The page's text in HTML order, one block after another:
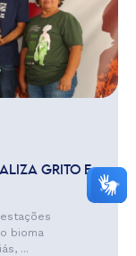
GRITO E
bioma
...